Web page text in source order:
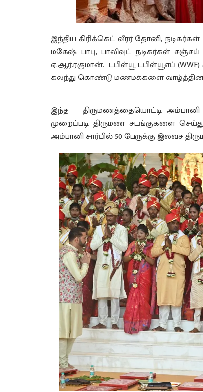
இந்திய கிரிக்கெட் வீரர் தோனி,
மகேஷ் பாபு, பாலிவுட் நடிகர்கள்
ஏ.ஆர்.ரகுமான். டபிள்யூ டபிள்யூஎப்
கலந்து கொண்டு மணமக்களை
இந்த திருமணத்தையொட்டி அம்பானி
முறைப்படி திருமண சடங்குகளை
அம்பானி சார்பில் 50 பேருக்கு இலவச